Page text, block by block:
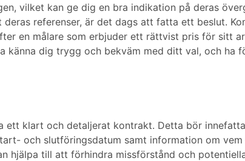
vilket kan ge dig en bra indikation på deras
referenser, är det dags att fatta ett beslut.
en målare som erbjuder ett rättvist pris för sitt
känna dig trygg och bekväm med ditt val, och ha
klart och detaljerat kontrakt. Detta bör
och slutföringsdatum samt information om
hjälpa till att förhindra missförstånd och